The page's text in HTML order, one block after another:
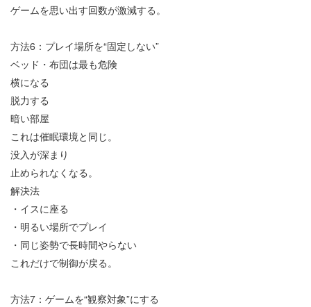
ゲームを思い出す回数が激減する。
方法6 ：プレイ場所を“固定しない”
ベッド・布団は最も危険
横になる
脱力する
暗い部屋
これは催眠環境と同じ。
没入が深まり
止められなくなる。
解決法
・イスに座る
・明るい場所でプレイ
・同じ姿勢で長時間やらない
これだけで制御が戻る。
方法7 ：ゲームを“観察対象”にする